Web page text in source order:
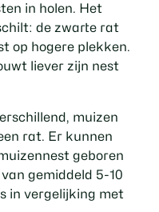
in holen. Het
de zwarte rat
op hogere plekken.
liever zijn nest
muizen
rat. Er kunnen
geboren
gemiddeld 5-10
in vergelijking met